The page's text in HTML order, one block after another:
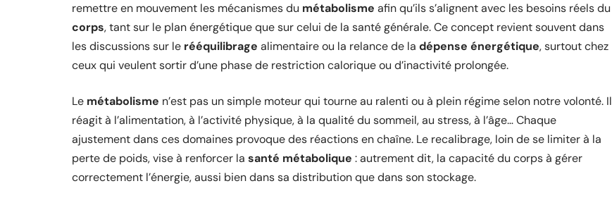
remettre en mouvement les mécanismes du métabolisme afin qu’ils s’alignent avec les besoins réels du
corps, tant sur le plan énergétique que sur celui de la santé générale. Ce concept revient souvent dans
les discussions sur le rééquilibrage alimentaire ou la relance de la dépense énergétique, surtout chez
ceux qui veulent sortir d’une phase de restriction calorique ou d’inactivité prolongée.
Le métabolisme n’est pas un simple moteur qui tourne au ralenti ou à plein régime selon notre volonté. Il
réagit à l’alimentation, à l’activité physique, à la qualité du sommeil, au stress, à l’âge… Chaque
ajustement dans ces domaines provoque des réactions en chaîne. Le recalibrage, loin de se limiter à la
perte de poids, vise à renforcer la santé métabolique : autrement dit, la capacité du corps à gérer
correctement l’énergie, aussi bien dans sa distribution que dans son stockage.